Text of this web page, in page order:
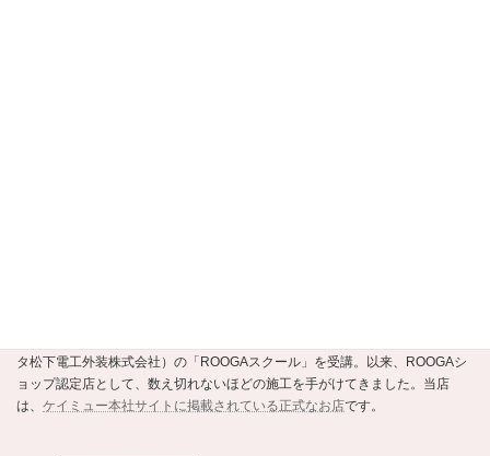
タ松下電工外装株式会社）の「ROOGAスクール」を受講。以来、ROOGAシ
ョップ認定店として、数え切れないほどの施工を手がけてきました。当店
は、 ケイミュー本社サイトに掲載されている正式なお店です。